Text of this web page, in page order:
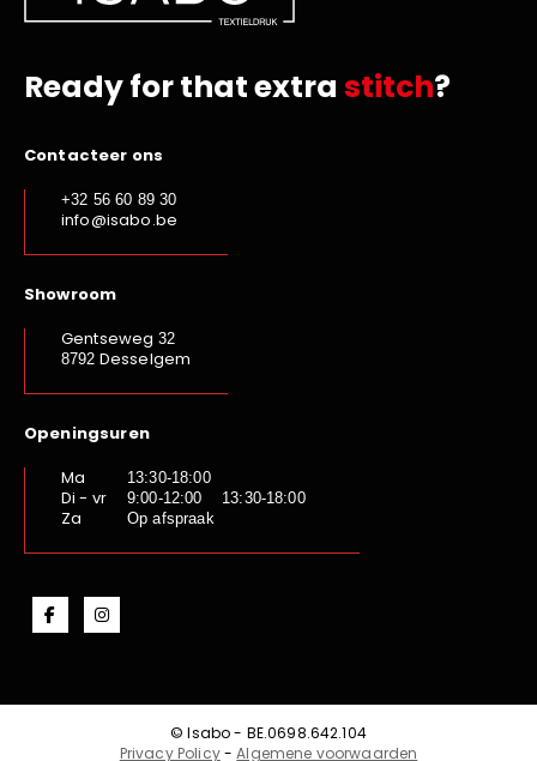
Ready for that extra stitch?
Contacteer ons
+32 56 60 89 30
info@isabo.be
Showroom
Gentseweg 32
8792 Desselgem
Openingsuren
Ma
13:30-18:00
Di - vr 9:00-12:00 13:30-18:00
Za Op afspraak
© Isabo - BE.0698.642.104
Privacy Policy-Algemene voorwaarden